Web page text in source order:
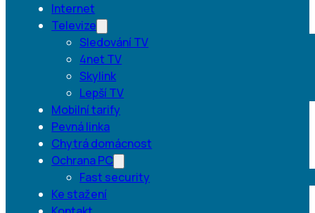
Internet
Televize
Sledování TV
4net TV
Skylink
Lepší TV
Mobilní tarify
Pevná linka
Chytrá domácnost
Ochrana PC
Fast security
Ke stažení